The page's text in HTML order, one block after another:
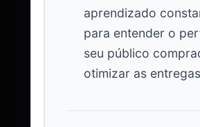
aprendizado
para entender o
seu público
otimizar as